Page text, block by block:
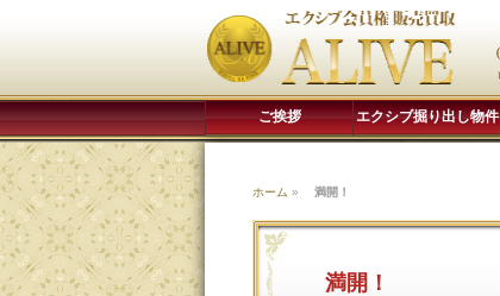
ご挨拶 エクシブ掘り出し物件
ホーム » 満開！
満開！